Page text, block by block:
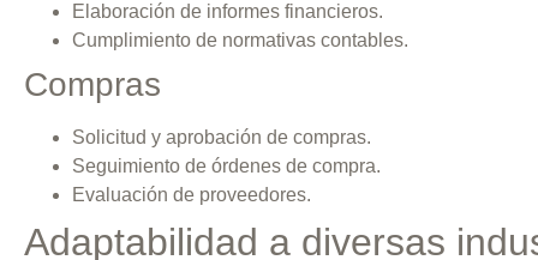
Elaboración de informes financieros.
Cumplimiento de normativas contables.
Compras
Solicitud y aprobación de compras.
Seguimiento de órdenes de compra.
Evaluación de proveedores.
Adaptabilidad a diversas